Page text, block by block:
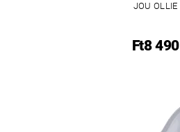
JOU OLLIE
Ft8 490